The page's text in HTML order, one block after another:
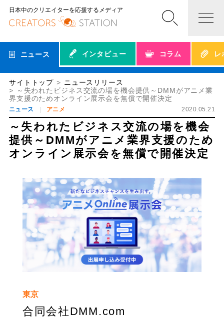
日本中のクリエイターを応援するメディア
ニュース インタビュー コラム レ
サイトトップ
ニュースリリース
～失われたビジネス交流の場を機会提供～DMMがアニメ業
界支援のためオンライン展示会を無償で開催決定
ニュース アニメ 2020.05.21
～失われたビジネス交流の場を機会
提供～DMMがアニメ業界支援のため
オンライン展示会を無償で開催決定
東京
合同会社DMM.com